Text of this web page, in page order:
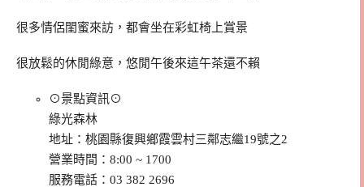
很多情侶閨蜜來訪，都會坐在彩虹椅上賞景
很放鬆的休閒綠意，悠閒午後來這午茶還不賴
⊙景點資訊⊙
綠光森林
地址：桃園縣復興鄉霞雲村三鄰志繼19號之2
營業時間：8:00 ~ 1700
服務電話：03 382 2696